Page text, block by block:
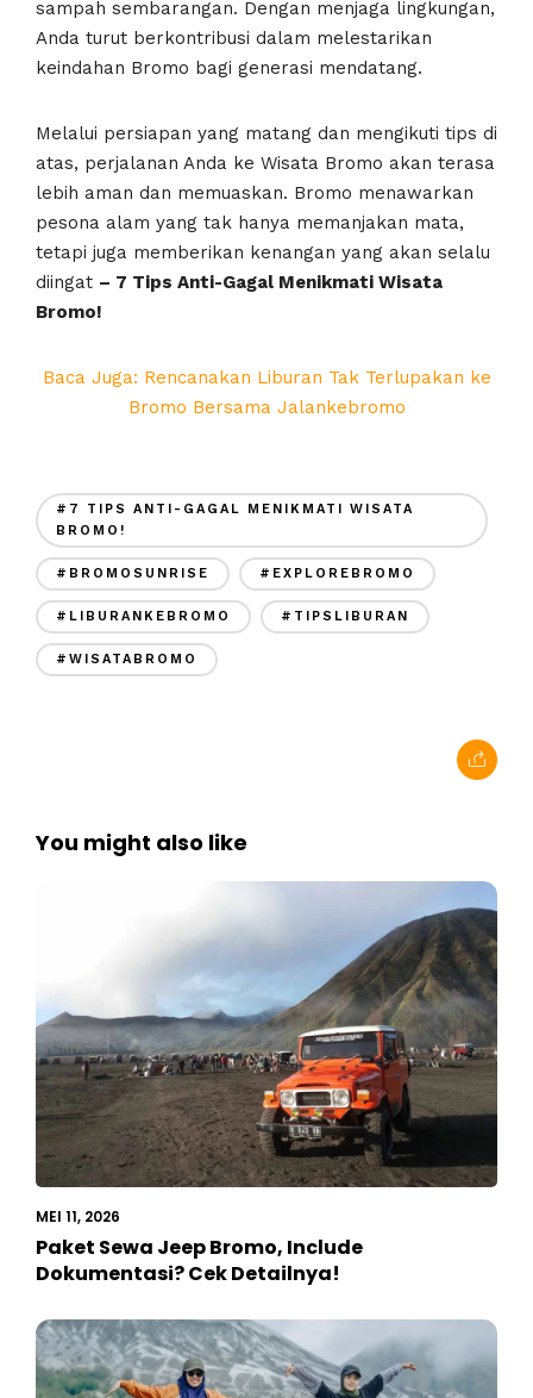
sampah sembarangan. Dengan menjaga lingkungan,
Anda turut berkontribusi dalam melestarikan
keindahan Bromo bagi generasi mendatang.
Melalui persiapan yang matang dan mengikuti tips di
atas, perjalanan Anda ke Wisata Bromo akan terasa
lebih aman dan memuaskan. Bromo menawarkan
pesona alam yang tak hanya memanjakan mata,
tetapi juga memberikan kenangan yang akan selalu
diingat – 7 Tips Anti-Gagal Menikmati Wisata
Bromo!
Baca Juga: Rencanakan Liburan Tak Terlupakan ke
Bromo Bersama Jalankebromo
#7 TIPS ANTI-GAGAL MENIKMATI WISATA
BROMO!
#BROMOSUNRISE #EXPLOREBROMO
#LIBURANKEBROMO #TIPSLIBURAN
#WISATABROMO
You might also like
MEI 11, 2026
Paket Sewa Jeep Bromo, Include
Dokumentasi? Cek Detailnya!